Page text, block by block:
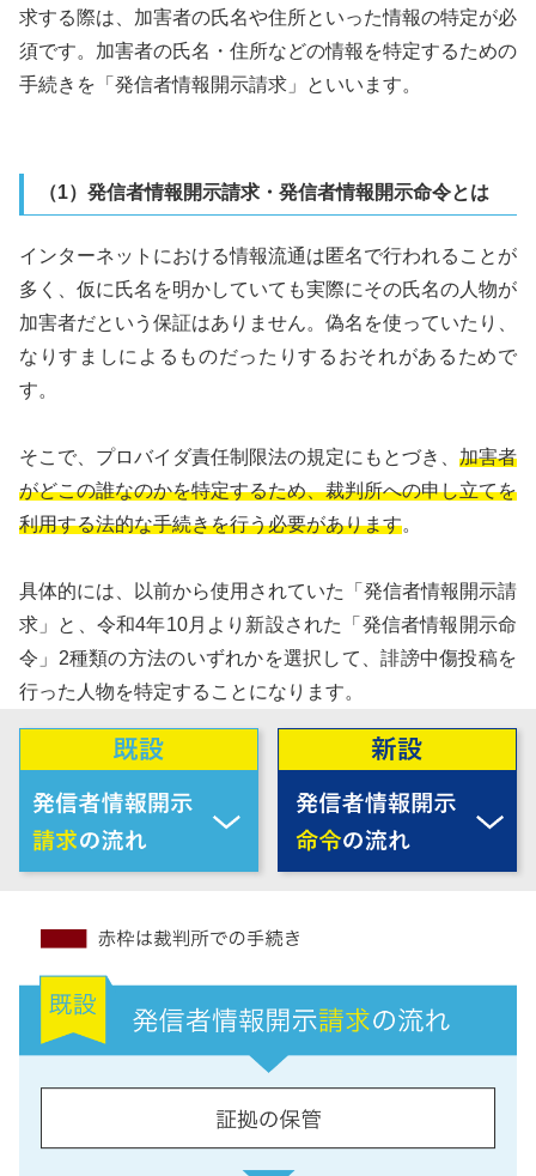
求する際は、加害者の氏名や住所といった情報の特定が必
須です。加害者の氏名・住所などの情報を特定するための
手続きを「発信者情報開示請求」といいます。
（1）発信者情報開示請求・発信者情報開示命令とは
インターネットにおける情報流通は匿名で行われることが
多く、仮に氏名を明かしていても実際にその氏名の人物が
加害者だという保証はありません。偽名を使っていたり、
なりすましによるものだったりするおそれがあるためで
す。
そこで、プロバイダ責任制限法の規定にもとづき、 加害者
がどこの誰なのかを特定するため、裁判所への申し立てを
利用する法的な手続きを行う必要があります。
具体的には、以前から使用されていた「発信者情報開示請
求」と、令和4年10月より新設された「発信者情報開示命
令」2種類の方法のいずれかを選択して、誹謗中傷投稿を
行った人物を特定することになります。